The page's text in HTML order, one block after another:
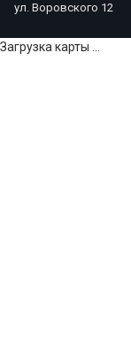
ул. Воровского 12
Загрузка карты ...